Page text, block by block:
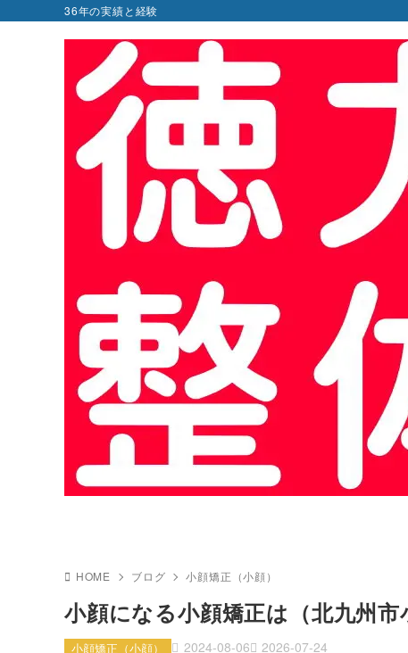
36年の実績と経験
HOME ブログ 小顔矯正（小顔）
小顔になる小顔矯正は（北九州市
2024-08-06 2026-07-24
小顔矯正（小顔）